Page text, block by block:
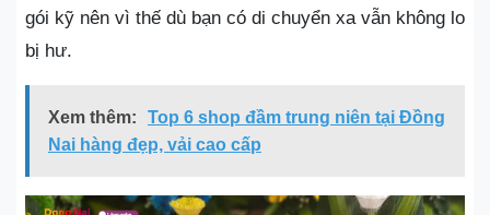
gói kỹ nên vì thế dù bạn có di chuyển xa vẫn không lo
bị hư.
Xem thêm:
Top 6 shop đầm trung niên tại Đồng
Nai hàng đẹp, vải cao cấp